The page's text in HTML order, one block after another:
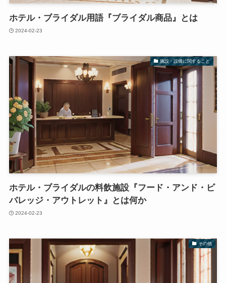
ホテル・ブライダル用語『ブライダル商品』とは
2024-02-23
施設・設備に関すること
ホテル・ブライダルの料飲施設『フード・アンド・ビ
バレッジ・アウトレット』とは何か
2024-02-23
その他